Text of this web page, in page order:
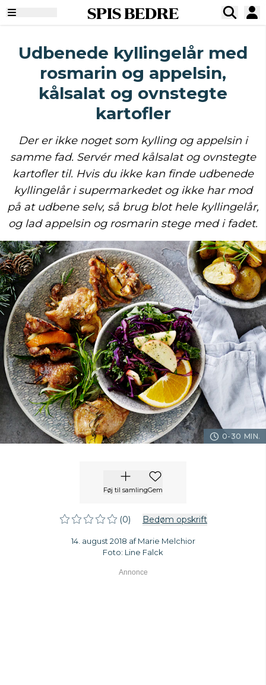
SPIS BEDRE
Udbenede kyllingelår med
rosmarin og appelsin,
kålsalat og ovnstegte
kartofler
Der er ikke noget som kylling og appelsin i
samme fad. Servér med kålsalat og ovnstegte
kartofler til. Hvis du ikke kan finde udbenede
kyllingelår i supermarkedet og ikke har mod
på at udbene selv, så brug blot hele kyllingelår,
og lad appelsin og rosmarin stege med i fadet.
0-30 MIN.
Føj til samlingGem
(0) Bedøm opskrift
14. august 2018 af Marie Melchior
Foto: Line Falck